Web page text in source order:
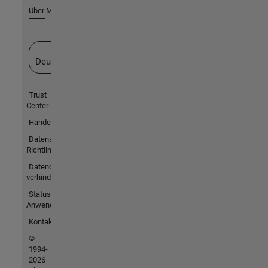
Über MathWorks
Deutschland
Trust
Center
Handelsmarken
Datenschutz-
Richtlinien
Datendiebstahl
verhindern
Status von
Anwendungen
Kontakt
©
1994-
2026